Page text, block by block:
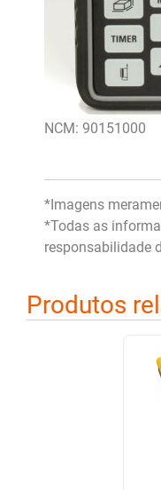
NCM: 90151000
*Imagens
*Todas as
responsabilidade
Produtos